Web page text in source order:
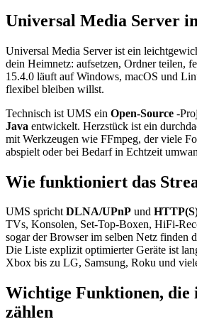
Universal Media Server
Universal Media Server ist ein
dein Heimnetz: aufsetzen, Ordner teilen,
15.4.0 läuft auf Windows, macOS und
flexibel bleiben willst.
Technisch ist UMS ein Open-Source -
Java entwickelt. Herzstück ist ein
mit Werkzeugen wie FFmpeg, der viele
abspielt oder bei Bedarf in Echtzeit
Wie funktioniert das
UMS sprichtDLNA/UPnP und
TVs, Konsolen, Set-Top-Boxen, HiFi-
sogar der Browser im selben Netz finden
Die Liste explizit optimierter Geräte ist
Xbox bis zu LG, Samsung, Roku und
Wichtige Funktionen, die
zählen